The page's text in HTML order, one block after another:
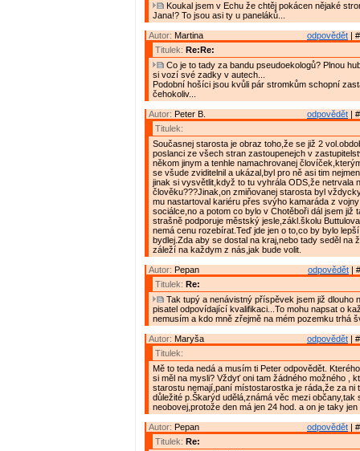
Koukal jsem v Echu že chtěj pokácen nějaké
Jana!? To jsou asi ty u paneláků...
odpovědět |
Autor: Martina
Titulek: Re:Re:
Co je to tady za bandu pseudoekologů? Plnou
si vozí své zadky v autech...
Podobní hošíci jsou kvůli pár stromkům schopní
čehokoliv...
odpovědět |
Autor: Peter B.
Titulek:
Současnej starosta je obraz toho,že se již 2
poslanci ze všech stran zastoupenejch v
někom jinym a tenhle namachrovanej
se všude zviditelnil a ukázal,byl pro ně asi tim
jinak si vysvětlit,když to tu vyhrála ODS,že netrvala
člověku???Jinak,on zmiňovanej starosta byl
mu nastartoval kariéru přes svýho kamaráda z
sociálce,no a potom co bylo v Chotěboři dál jsem již
strašně podporuje městský jesle,zákl.školu
nemá cenu rozebírat.Teď jde jen o to,co by bylo
bydlej.Zda aby se dostal na kraj,nebo tady seděl na
záleží na každym z nás,jak bude volit.
odpovědět |
Autor: Pepan
Titulek: Re:
Tak tupý a nenávistný příspěvek jsem již dlouho
pisatel odpovídající kvalifikaci...To mohu napsat o
nemusím a kdo mně zřejmě na mém pozemku trhá
odpovědět |
Autor: Maryša
Titulek:
Mě to teda nedá a musím ti Peter odpovědět.
si měl na mysli? Vždyť oni tam žádného možného ,
starostu nemají,paní místostarostka je ráda,že za ni
důležité p.Škarýd udělá,známá věc mezi občany,tak
neobovej,protože den má jen 24 hod. a on je taky
odpovědět |
Autor: Pepan
Titulek: Re: